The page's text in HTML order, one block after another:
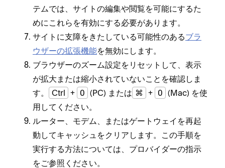
テムでは⁠、サイトの編集や閲覧を可能にするた
めにこれらを有効にする必要があります⁠。
サイトに支障をきたしている可能性のあるブラ
ウザ⁠ーの拡張機能を無効にします⁠。
ブラウザ⁠ーのズ⁠ーム設定をリセ⁠ットして⁠、表示
が拡大または縮小されていないことを確認しま
す⁠。
Ctrl + 0 (⁠PC⁠) または ⌘ + 0 (⁠Mac⁠) を使
用してください⁠。
ル⁠ータ⁠ー⁠、モデム⁠、またはゲ⁠ートウ⁠ェイを再起
動してキ⁠ャ⁠ッシ⁠ュをクリアします⁠。この手順を
実行する方法については⁠、プロバイダ⁠ーの指示
をご参照ください⁠。